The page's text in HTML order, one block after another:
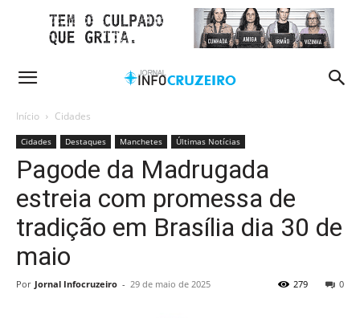
Início Cidades
Cidades Destaques Manchetes Últimas Notícias
Pagode da Madrugada
estreia com promessa de
tradição em Brasília dia 30 de
maio
Por Jornal Infocruzeiro - 29 de maio de 2025 0
279